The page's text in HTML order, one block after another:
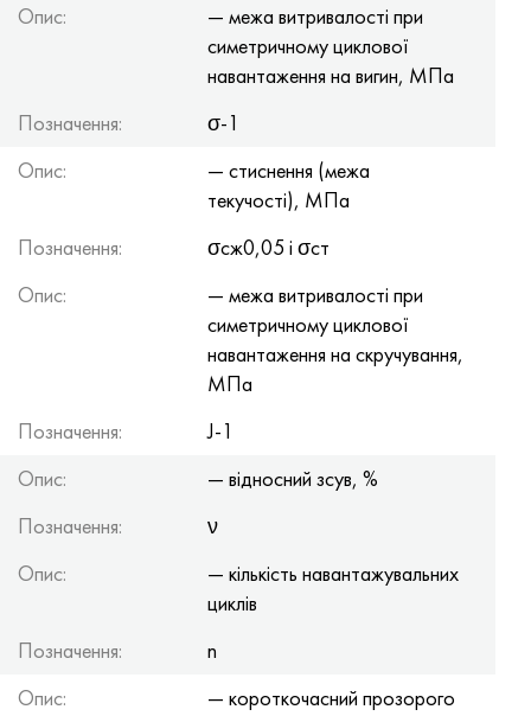
Опис:
— межа витривалості при
симетричному циклової
навантаження на вигин, МПа
Позначення:
σ-1
Опис:
— стиснення (межа
текучості), МПа
Позначення:
σсж0,05 і σст
Опис:
— межа витривалості при
симетричному циклової
навантаження на скручування,
МПа
Позначення:
J-1
Опис:
— відносний зсув, %
Позначення:
ν
Опис:
— кількість навантажувальних
циклів
Позначення:
n
Опис:
— короткочасний прозорого